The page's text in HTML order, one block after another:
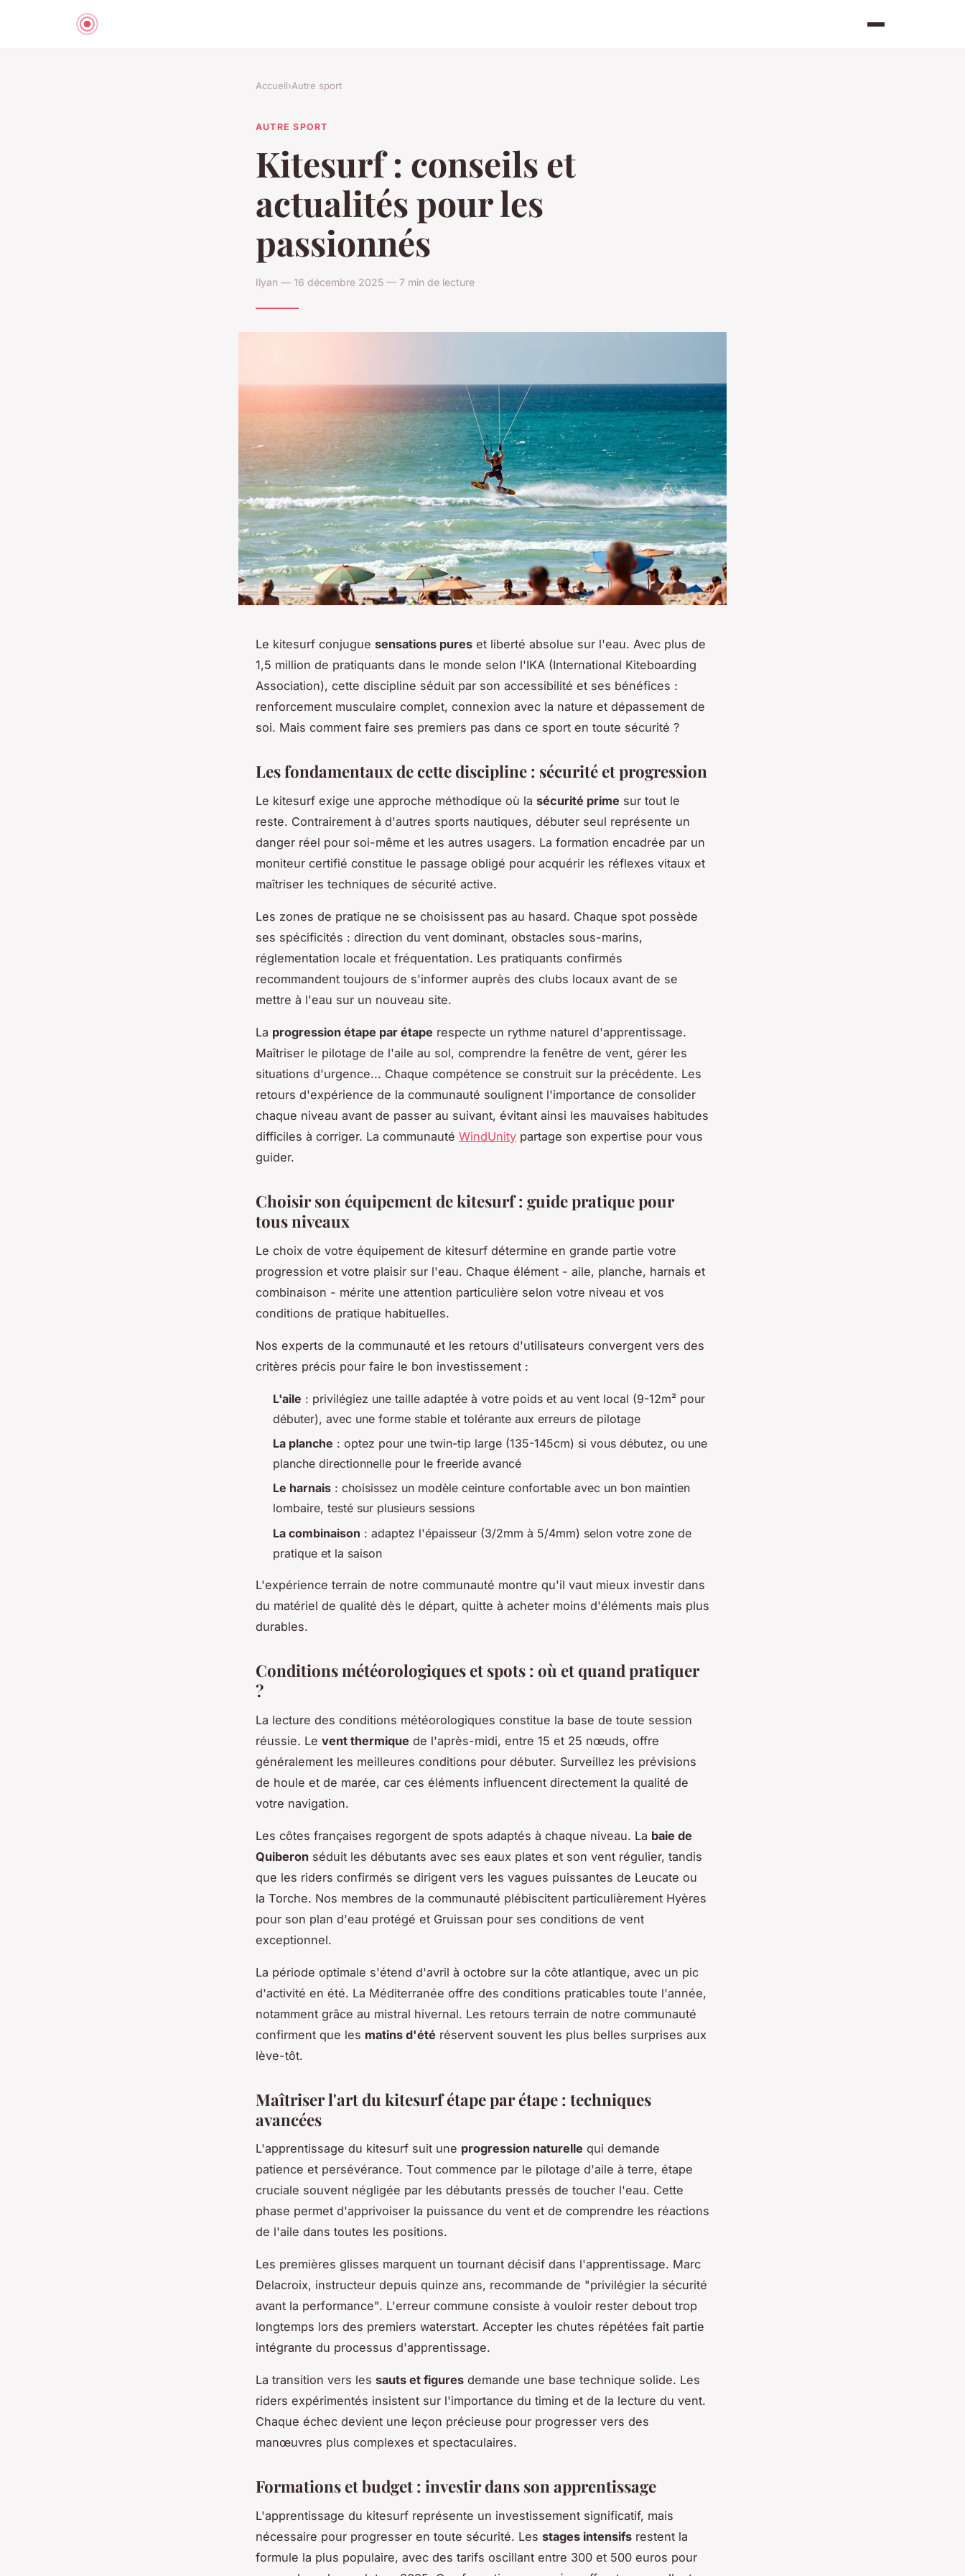
Accueil›Autre sport
AUTRE SPORT
Kitesurf : conseils et
actualités pour les
passionnés
Ilyan — 16 décembre 2025 — 7 min de lecture
Le kitesurf conjugue sensations pures et liberté absolue sur l'eau. Avec plus de
1,5 million de pratiquants dans le monde selon l'IKA (International Kiteboarding
Association), cette discipline séduit par son accessibilité et ses bénéfices :
renforcement musculaire complet, connexion avec la nature et dépassement de
soi. Mais comment faire ses premiers pas dans ce sport en toute sécurité ?
Les fondamentaux de cette discipline : sécurité et progression
Le kitesurf exige une approche méthodique où la sécurité prime sur tout le
reste. Contrairement à d'autres sports nautiques, débuter seul représente un
danger réel pour soi-même et les autres usagers. La formation encadrée par un
moniteur certifié constitue le passage obligé pour acquérir les réflexes vitaux et
maîtriser les techniques de sécurité active.
Les zones de pratique ne se choisissent pas au hasard. Chaque spot possède
ses spécificités : direction du vent dominant, obstacles sous-marins,
réglementation locale et fréquentation. Les pratiquants confirmés
recommandent toujours de s'informer auprès des clubs locaux avant de se
mettre à l'eau sur un nouveau site.
La progression étape par étape respecte un rythme naturel d'apprentissage.
Maîtriser le pilotage de l'aile au sol, comprendre la fenêtre de vent, gérer les
situations d'urgence... Chaque compétence se construit sur la précédente. Les
retours d'expérience de la communauté soulignent l'importance de consolider
chaque niveau avant de passer au suivant, évitant ainsi les mauvaises habitudes
difficiles à corriger. La communauté WindUnity partage son expertise pour vous
guider.
Choisir son équipement de kitesurf : guide pratique pour
tous niveaux
Le choix de votre équipement de kitesurf détermine en grande partie votre
progression et votre plaisir sur l'eau. Chaque élément - aile, planche, harnais et
combinaison - mérite une attention particulière selon votre niveau et vos
conditions de pratique habituelles.
Nos experts de la communauté et les retours d'utilisateurs convergent vers des
critères précis pour faire le bon investissement :
L'aile : privilégiez une taille adaptée à votre poids et au vent local (9-12m² pour
débuter), avec une forme stable et tolérante aux erreurs de pilotage
La planche : optez pour une twin-tip large (135-145cm) si vous débutez, ou une
planche directionnelle pour le freeride avancé
Le harnais : choisissez un modèle ceinture confortable avec un bon maintien
lombaire, testé sur plusieurs sessions
La combinaison : adaptez l'épaisseur (3/2mm à 5/4mm) selon votre zone de
pratique et la saison
L'expérience terrain de notre communauté montre qu'il vaut mieux investir dans
du matériel de qualité dès le départ, quitte à acheter moins d'éléments mais plus
durables.
Conditions météorologiques et spots : où et quand pratiquer
?
La lecture des conditions météorologiques constitue la base de toute session
réussie. Le vent thermique de l'après-midi, entre 15 et 25 nœuds, offre
généralement les meilleures conditions pour débuter. Surveillez les prévisions
de houle et de marée, car ces éléments influencent directement la qualité de
votre navigation.
Les côtes françaises regorgent de spots adaptés à chaque niveau. La baie de
Quiberon séduit les débutants avec ses eaux plates et son vent régulier, tandis
que les riders confirmés se dirigent vers les vagues puissantes de Leucate ou
la Torche. Nos membres de la communauté plébiscitent particulièrement Hyères
pour son plan d'eau protégé et Gruissan pour ses conditions de vent
exceptionnel.
La période optimale s'étend d'avril à octobre sur la côte atlantique, avec un pic
d'activité en été. La Méditerranée offre des conditions praticables toute l'année,
notamment grâce au mistral hivernal. Les retours terrain de notre communauté
confirment que les matins d'été réservent souvent les plus belles surprises aux
lève-tôt.
Maîtriser l'art du kitesurf étape par étape : techniques
avancées
L'apprentissage du kitesurf suit une progression naturelle qui demande
patience et persévérance. Tout commence par le pilotage d'aile à terre, étape
cruciale souvent négligée par les débutants pressés de toucher l'eau. Cette
phase permet d'apprivoiser la puissance du vent et de comprendre les réactions
de l'aile dans toutes les positions.
Les premières glisses marquent un tournant décisif dans l'apprentissage. Marc
Delacroix, instructeur depuis quinze ans, recommande de "privilégier la sécurité
avant la performance". L'erreur commune consiste à vouloir rester debout trop
longtemps lors des premiers waterstart. Accepter les chutes répétées fait partie
intégrante du processus d'apprentissage.
La transition vers les sauts et figures demande une base technique solide. Les
riders expérimentés insistent sur l'importance du timing et de la lecture du vent.
Chaque échec devient une leçon précieuse pour progresser vers des
manœuvres plus complexes et spectaculaires.
Formations et budget : investir dans son apprentissage
L'apprentissage du kitesurf représente un investissement significatif, mais
nécessaire pour progresser en toute sécurité. Les stages intensifs restent la
formule la plus populaire, avec des tarifs oscillant entre 300 et 500 euros pour